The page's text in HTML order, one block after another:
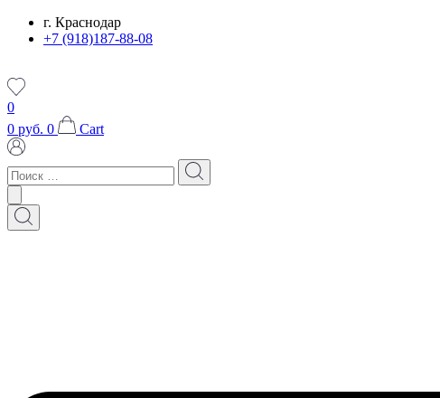
Перейтиг. Краснодар
+7 (918)187-88-08
0
0 руб. 0 Cart